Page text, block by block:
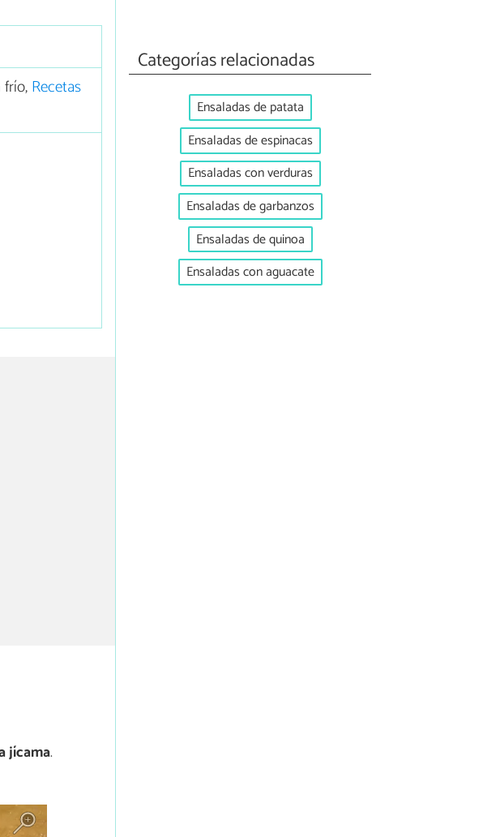
frío,Recetas
jícama.
Categorías relacionadas
Ensaladas de patata
Ensaladas de espinacas
Ensaladas con verduras
Ensaladas de garbanzos
Ensaladas de quinoa
Ensaladas con aguacate